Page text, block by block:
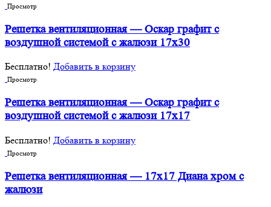
Просмотр
Решетка вентиляционная — Оскар графит с
воздушной системой с жалюзи 17х30
Бесплатно! Добавить в корзину
Просмотр
Решетка вентиляционная — Оскар графит с
воздушной системой с жалюзи 17х17
Бесплатно! Добавить в корзину
Просмотр
Решетка вентиляционная — 17х17 Диана хром с
жалюзи